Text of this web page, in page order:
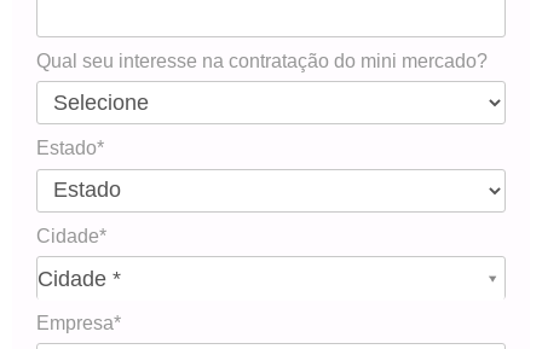
Qual seu interesse na contratação do mini mercado?
Estado*
Cidade*
Cidade *
Cidade*
Empresa*